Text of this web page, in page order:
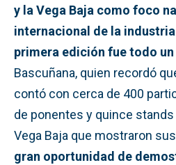
y la Vega Baja como foco
internacional de la
primera edición fue todo un
Bascuñana, quien recordó
contó con cerca de 400
de ponentes y quince
Vega Baja que mostraron
gran oportunidad de